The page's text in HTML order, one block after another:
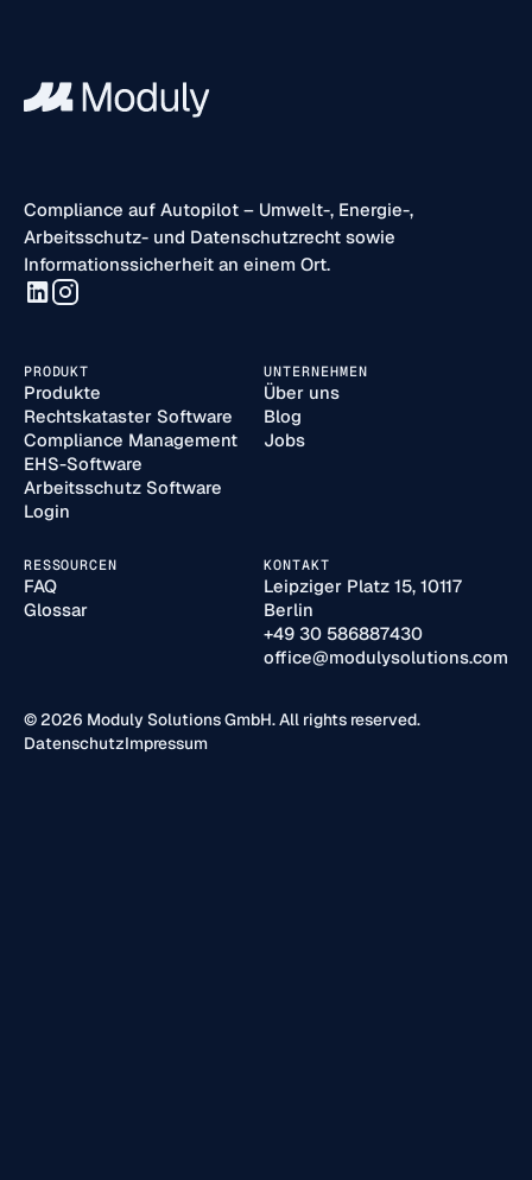
Compliance auf Autopilot – Umwelt-, Energie-,
Arbeitsschutz- und Datenschutzrecht sowie
Informationssicherheit an einem Ort.
PRODUKT
Produkte
Rechtskataster Software
Compliance Management
EHS-Software
Arbeitsschutz Software
Login
UNTERNEHMEN
Über uns
Blog
Jobs
RESSOURCEN
FAQ
Glossar
KONTAKT
Leipziger Platz 15, 10117
Berlin
+49 30 586887430
office@modulysolutions.com
© 2026 Moduly Solutions GmbH. All rights reserved.
DatenschutzImpressum